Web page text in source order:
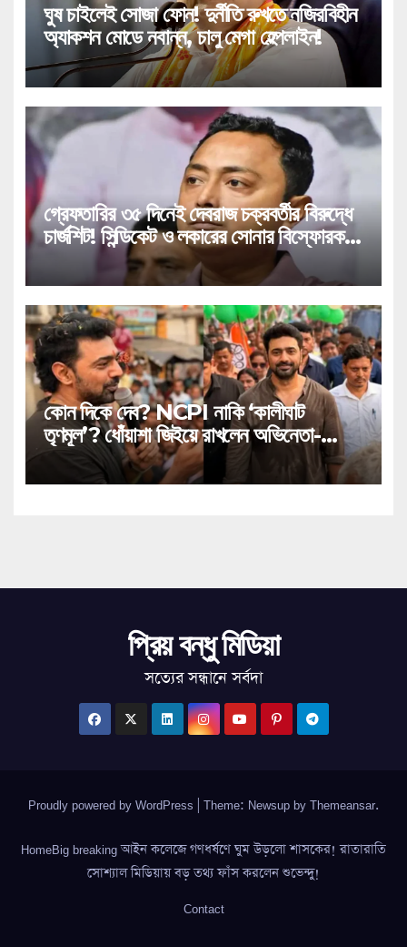
ঘুষ চাইলেই সোজা ফোন! দুর্নীতি রুখতে নজিরবিহীন
অ্যাকশন মোডে নবান্ন, চালু মেগা হেল্পলাইন!
গ্রেফতারির ৩৫ দিনেই দেবরাজ চক্রবর্তীর বিরুদ্ধে
চার্জশিট! সিন্ডিকেট ও লকারের সোনার বিস্ফোরক
উল্লেখ!
কোন দিকে দেব? NCPI নাকি ‘কালীঘাট
তৃণমূল’? ধোঁয়াশা জিইয়ে রাখলেন অভিনেতা-
সাংসদ!
প্রিয় বন্ধু মিডিয়া
সত্যের সন্ধানে সর্বদা
Proudly powered by WordPress Theme: Newsup by Themeansar.
HomeBig breaking আইন কলেজে গণধর্ষণে ঘুম উড়লো শাসকের! রাতারাতি
সোশ্যাল মিডিয়ায় বড় তথ্য ফাঁস করলেন শুভেন্দু!
Contact